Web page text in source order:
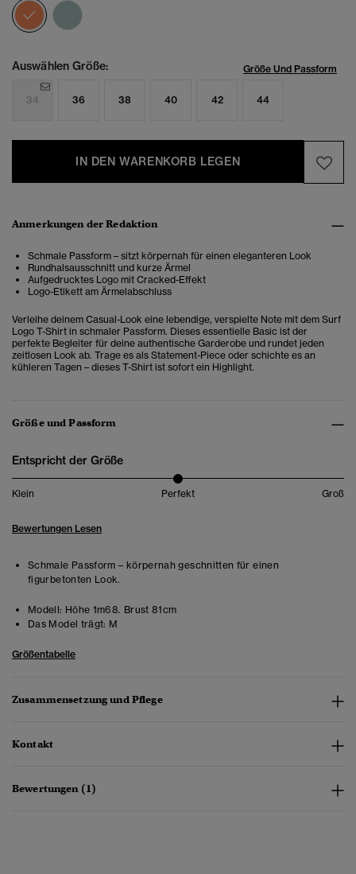
Ausgewählt
Auswählen Größe: Größe Und Passform
34 36 38 40 42 44
IN DEN WARENKORB LEGEN
Anmerkungen der Redaktion
Schmale Passform – sitzt körpernah für einen eleganteren Look
Rundhalsausschnitt und kurze Ärmel
Aufgedrucktes Logo mit Cracked-Effekt
Logo-Etikett am Ärmelabschluss
Verleihe deinem Casual-Look eine lebendige, verspielte Note mit dem Surf
Logo T-Shirt in schmaler Passform. Dieses essentielle Basic ist der
perfekte Begleiter für deine authentische Garderobe und rundet jeden
zeitlosen Look ab. Trage es als Statement-Piece oder schichte es an
kühleren Tagen – dieses T-Shirt ist sofort ein Highlight.
Größe und Passform
Entspricht der Größe
Klein Perfekt Groß
Bewertungen Lesen
Schmale Passform – körpernah geschnitten für einen
figurbetonten Look.
Modell: Höhe 1m68. Brust 81cm
Das Model trägt: M
Größentabelle
Zusammensetzung und Pflege
Kontakt
Bewertungen (1)